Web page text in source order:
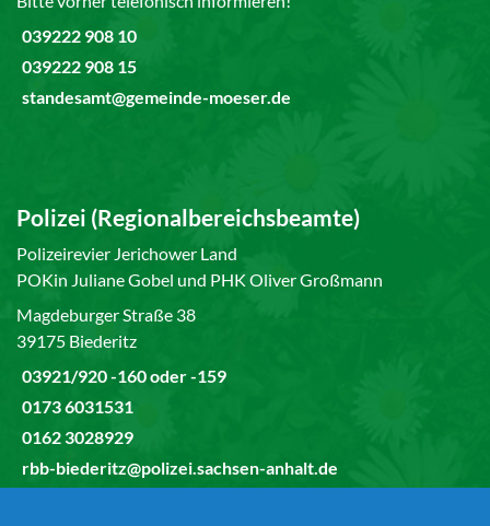
039222 908 10
039222 908 15
standesamt@gemeinde-moeser.de
Polizei (Regionalbereichsbeamte)
Polizeirevier Jerichower Land
POKin Juliane Gobel und PHK Oliver Großmann
Magdeburger Straße 38
39175 Biederitz
03921/920 -160 oder -159
0173 6031531
0162 3028929
rbb-biederitz@polizei.sachsen-anhalt.de